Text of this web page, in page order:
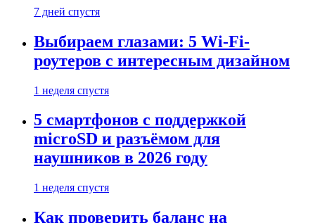
7 дней спустя
Выбираем глазами: 5 Wi-Fi-
роутеров с интересным дизайном
1 неделя спустя
5 смартфонов с поддержкой
microSD и разъёмом для
наушников в 2026 году
1 неделя спустя
Как проверить баланс на